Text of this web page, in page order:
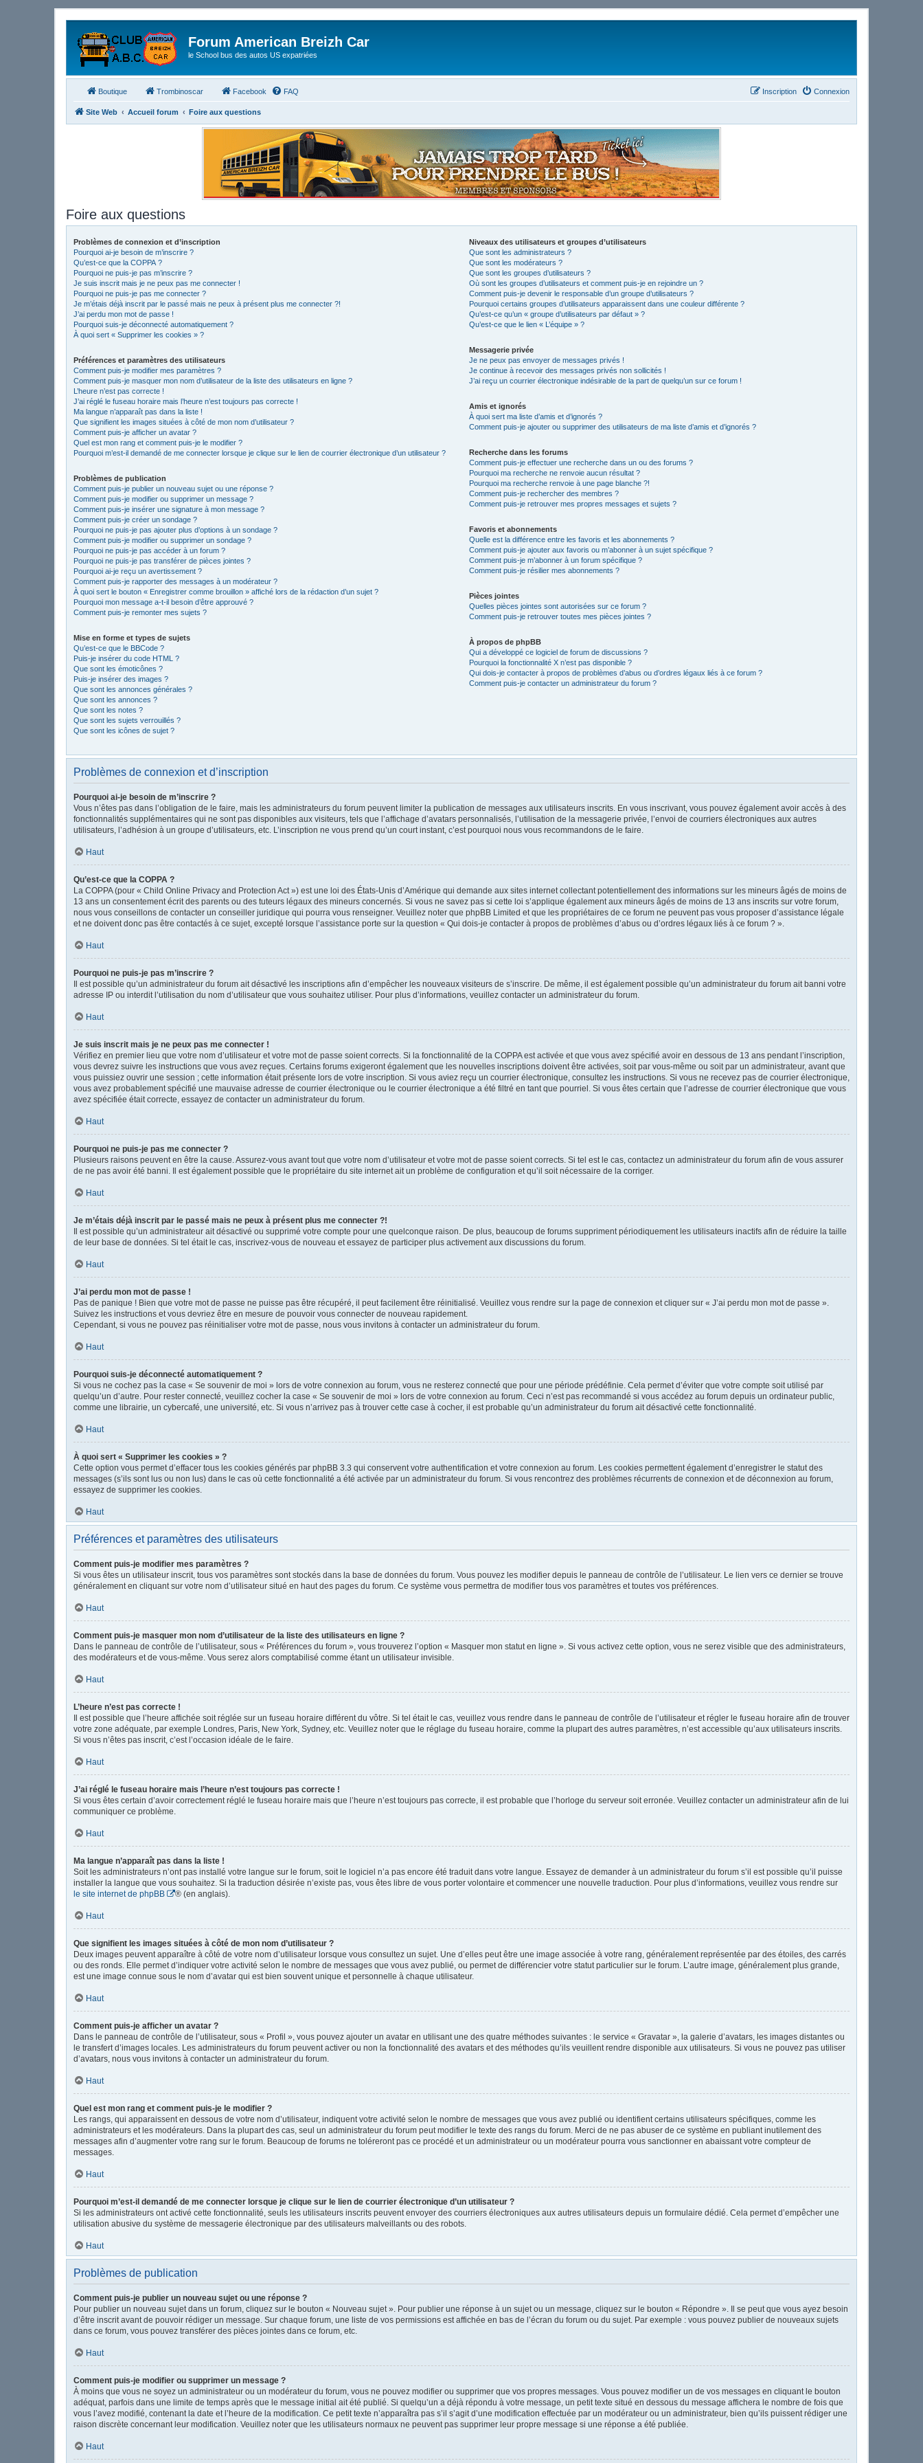
Forum American Breizh Car
le School bus des autos US expatriées
Boutique Trombinoscar Facebook FAQ Connexion
Inscription
Site Web Accueil forum Foire aux questions
Foire aux questions
Problèmes de connexion et d’inscription
Pourquoi ai-je besoin de m’inscrire ?
Qu’est-ce que la COPPA ?
Pourquoi ne puis-je pas m’inscrire ?
Je suis inscrit mais je ne peux pas me connecter !
Pourquoi ne puis-je pas me connecter ?
Je m’étais déjà inscrit par le passé mais ne peux à présent plus me connecter ?!
J’ai perdu mon mot de passe !
Pourquoi suis-je déconnecté automatiquement ?
À quoi sert « Supprimer les cookies » ?
Préférences et paramètres des utilisateurs
Comment puis-je modifier mes paramètres ?
Comment puis-je masquer mon nom d’utilisateur de la liste des utilisateurs en ligne ?
L’heure n’est pas correcte !
J’ai réglé le fuseau horaire mais l’heure n’est toujours pas correcte !
Ma langue n’apparaît pas dans la liste !
Que signifient les images situées à côté de mon nom d’utilisateur ?
Comment puis-je afficher un avatar ?
Quel est mon rang et comment puis-je le modifier ?
Pourquoi m’est-il demandé de me connecter lorsque je clique sur le lien de courrier électronique d’un utilisateur ?
Problèmes de publication
Comment puis-je publier un nouveau sujet ou une réponse ?
Comment puis-je modifier ou supprimer un message ?
Comment puis-je insérer une signature à mon message ?
Comment puis-je créer un sondage ?
Pourquoi ne puis-je pas ajouter plus d’options à un sondage ?
Comment puis-je modifier ou supprimer un sondage ?
Pourquoi ne puis-je pas accéder à un forum ?
Pourquoi ne puis-je pas transférer de pièces jointes ?
Pourquoi ai-je reçu un avertissement ?
Comment puis-je rapporter des messages à un modérateur ?
À quoi sert le bouton « Enregistrer comme brouillon » affiché lors de la rédaction d’un sujet ?
Pourquoi mon message a-t-il besoin d’être approuvé ?
Comment puis-je remonter mes sujets ?
Mise en forme et types de sujets
Qu’est-ce que le BBCode ?
Puis-je insérer du code HTML ?
Que sont les émoticônes ?
Puis-je insérer des images ?
Que sont les annonces générales ?
Que sont les annonces ?
Que sont les notes ?
Que sont les sujets verrouillés ?
Que sont les icônes de sujet ?
Niveaux des utilisateurs et groupes d’utilisateurs
Que sont les administrateurs ?
Que sont les modérateurs ?
Que sont les groupes d’utilisateurs ?
Où sont les groupes d’utilisateurs et comment puis-je en rejoindre un ?
Comment puis-je devenir le responsable d’un groupe d’utilisateurs ?
Pourquoi certains groupes d’utilisateurs apparaissent dans une couleur différente ?
Qu’est-ce qu’un « groupe d’utilisateurs par défaut » ?
Qu’est-ce que le lien « L’équipe » ?
Messagerie privée
Je ne peux pas envoyer de messages privés !
Je continue à recevoir des messages privés non sollicités !
J’ai reçu un courrier électronique indésirable de la part de quelqu’un sur ce forum !
Amis et ignorés
À quoi sert ma liste d’amis et d’ignorés ?
Comment puis-je ajouter ou supprimer des utilisateurs de ma liste d’amis et d’ignorés ?
Recherche dans les forums
Comment puis-je effectuer une recherche dans un ou des forums ?
Pourquoi ma recherche ne renvoie aucun résultat ?
Pourquoi ma recherche renvoie à une page blanche ?!
Comment puis-je rechercher des membres ?
Comment puis-je retrouver mes propres messages et sujets ?
Favoris et abonnements
Quelle est la différence entre les favoris et les abonnements ?
Comment puis-je ajouter aux favoris ou m’abonner à un sujet spécifique ?
Comment puis-je m’abonner à un forum spécifique ?
Comment puis-je résilier mes abonnements ?
Pièces jointes
Quelles pièces jointes sont autorisées sur ce forum ?
Comment puis-je retrouver toutes mes pièces jointes ?
À propos de phpBB
Qui a développé ce logiciel de forum de discussions ?
Pourquoi la fonctionnalité X n’est pas disponible ?
Qui dois-je contacter à propos de problèmes d’abus ou d’ordres légaux liés à ce forum ?
Comment puis-je contacter un administrateur du forum ?
Problèmes de connexion et d’inscription
Pourquoi ai-je besoin de m’inscrire ?
Vous n’êtes pas dans l’obligation de le faire, mais les administrateurs du forum peuvent limiter la publication de messages aux utilisateurs inscrits. En vous inscrivant, vous pouvez également avoir accès à des
fonctionnalités supplémentaires qui ne sont pas disponibles aux visiteurs, tels que l’affichage d’avatars personnalisés, l’utilisation de la messagerie privée, l’envoi de courriers électroniques aux autres
utilisateurs, l’adhésion à un groupe d’utilisateurs, etc. L’inscription ne vous prend qu’un court instant, c’est pourquoi nous vous recommandons de le faire.
Haut
Qu’est-ce que la COPPA ?
La COPPA (pour « Child Online Privacy and Protection Act ») est une loi des États-Unis d’Amérique qui demande aux sites internet collectant potentiellement des informations sur les mineurs âgés de moins de
13 ans un consentement écrit des parents ou des tuteurs légaux des mineurs concernés. Si vous ne savez pas si cette loi s’applique également aux mineurs âgés de moins de 13 ans inscrits sur votre forum,
nous vous conseillons de contacter un conseiller juridique qui pourra vous renseigner. Veuillez noter que phpBB Limited et que les propriétaires de ce forum ne peuvent pas vous proposer d’assistance légale
et ne doivent donc pas être contactés à ce sujet, excepté lorsque l’assistance porte sur la question « Qui dois-je contacter à propos de problèmes d’abus ou d’ordres légaux liés à ce forum ? ».
Haut
Pourquoi ne puis-je pas m’inscrire ?
Il est possible qu’un administrateur du forum ait désactivé les inscriptions afin d’empêcher les nouveaux visiteurs de s’inscrire. De même, il est également possible qu’un administrateur du forum ait banni votre
adresse IP ou interdit l’utilisation du nom d’utilisateur que vous souhaitez utiliser. Pour plus d’informations, veuillez contacter un administrateur du forum.
Haut
Je suis inscrit mais je ne peux pas me connecter !
Vérifiez en premier lieu que votre nom d’utilisateur et votre mot de passe soient corrects. Si la fonctionnalité de la COPPA est activée et que vous avez spécifié avoir en dessous de 13 ans pendant l’inscription,
vous devrez suivre les instructions que vous avez reçues. Certains forums exigeront également que les nouvelles inscriptions doivent être activées, soit par vous-même ou soit par un administrateur, avant que
vous puissiez ouvrir une session ; cette information était présente lors de votre inscription. Si vous aviez reçu un courrier électronique, consultez les instructions. Si vous ne recevez pas de courrier électronique,
vous avez probablement spécifié une mauvaise adresse de courrier électronique ou le courrier électronique a été filtré en tant que pourriel. Si vous êtes certain que l’adresse de courrier électronique que vous
avez spécifiée était correcte, essayez de contacter un administrateur du forum.
Haut
Pourquoi ne puis-je pas me connecter ?
Plusieurs raisons peuvent en être la cause. Assurez-vous avant tout que votre nom d’utilisateur et votre mot de passe soient corrects. Si tel est le cas, contactez un administrateur du forum afin de vous assurer
de ne pas avoir été banni. Il est également possible que le propriétaire du site internet ait un problème de configuration et qu’il soit nécessaire de la corriger.
Haut
Je m’étais déjà inscrit par le passé mais ne peux à présent plus me connecter ?!
Il est possible qu’un administrateur ait désactivé ou supprimé votre compte pour une quelconque raison. De plus, beaucoup de forums suppriment périodiquement les utilisateurs inactifs afin de réduire la taille
de leur base de données. Si tel était le cas, inscrivez-vous de nouveau et essayez de participer plus activement aux discussions du forum.
Haut
J’ai perdu mon mot de passe !
Pas de panique ! Bien que votre mot de passe ne puisse pas être récupéré, il peut facilement être réinitialisé. Veuillez vous rendre sur la page de connexion et cliquer sur « J’ai perdu mon mot de passe ».
Suivez les instructions et vous devriez être en mesure de pouvoir vous connecter de nouveau rapidement.
Cependant, si vous ne pouvez pas réinitialiser votre mot de passe, nous vous invitons à contacter un administrateur du forum.
Haut
Pourquoi suis-je déconnecté automatiquement ?
Si vous ne cochez pas la case « Se souvenir de moi » lors de votre connexion au forum, vous ne resterez connecté que pour une période prédéfinie. Cela permet d’éviter que votre compte soit utilisé par
quelqu’un d’autre. Pour rester connecté, veuillez cocher la case « Se souvenir de moi » lors de votre connexion au forum. Ceci n’est pas recommandé si vous accédez au forum depuis un ordinateur public,
comme une librairie, un cybercafé, une université, etc. Si vous n’arrivez pas à trouver cette case à cocher, il est probable qu’un administrateur du forum ait désactivé cette fonctionnalité.
Haut
À quoi sert « Supprimer les cookies » ?
Cette option vous permet d’effacer tous les cookies générés par phpBB 3.3 qui conservent votre authentification et votre connexion au forum. Les cookies permettent également d’enregistrer le statut des
messages (s’ils sont lus ou non lus) dans le cas où cette fonctionnalité a été activée par un administrateur du forum. Si vous rencontrez des problèmes récurrents de connexion et de déconnexion au forum,
essayez de supprimer les cookies.
Haut
Préférences et paramètres des utilisateurs
Comment puis-je modifier mes paramètres ?
Si vous êtes un utilisateur inscrit, tous vos paramètres sont stockés dans la base de données du forum. Vous pouvez les modifier depuis le panneau de contrôle de l’utilisateur. Le lien vers ce dernier se trouve
généralement en cliquant sur votre nom d’utilisateur situé en haut des pages du forum. Ce système vous permettra de modifier tous vos paramètres et toutes vos préférences.
Haut
Comment puis-je masquer mon nom d’utilisateur de la liste des utilisateurs en ligne ?
Dans le panneau de contrôle de l’utilisateur, sous « Préférences du forum », vous trouverez l’option « Masquer mon statut en ligne ». Si vous activez cette option, vous ne serez visible que des administrateurs,
des modérateurs et de vous-même. Vous serez alors comptabilisé comme étant un utilisateur invisible.
Haut
L’heure n’est pas correcte !
Il est possible que l’heure affichée soit réglée sur un fuseau horaire différent du vôtre. Si tel était le cas, veuillez vous rendre dans le panneau de contrôle de l’utilisateur et régler le fuseau horaire afin de trouver
votre zone adéquate, par exemple Londres, Paris, New York, Sydney, etc. Veuillez noter que le réglage du fuseau horaire, comme la plupart des autres paramètres, n’est accessible qu’aux utilisateurs inscrits.
Si vous n’êtes pas inscrit, c’est l’occasion idéale de le faire.
Haut
J’ai réglé le fuseau horaire mais l’heure n’est toujours pas correcte !
Si vous êtes certain d’avoir correctement réglé le fuseau horaire mais que l’heure n’est toujours pas correcte, il est probable que l’horloge du serveur soit erronée. Veuillez contacter un administrateur afin de lui
communiquer ce problème.
Haut
Ma langue n’apparaît pas dans la liste !
Soit les administrateurs n’ont pas installé votre langue sur le forum, soit le logiciel n’a pas encore été traduit dans votre langue. Essayez de demander à un administrateur du forum s’il est possible qu’il puisse
installer la langue que vous souhaitez. Si la traduction désirée n’existe pas, vous êtes libre de vous porter volontaire et commencer une nouvelle traduction. Pour plus d’informations, veuillez vous rendre sur
le site internet de phpBB
® (en anglais).
Haut
Que signifient les images situées à côté de mon nom d’utilisateur ?
Deux images peuvent apparaître à côté de votre nom d’utilisateur lorsque vous consultez un sujet. Une d’elles peut être une image associée à votre rang, généralement représentée par des étoiles, des carrés
ou des ronds. Elle permet d’indiquer votre activité selon le nombre de messages que vous avez publié, ou permet de différencier votre statut particulier sur le forum. L’autre image, généralement plus grande,
est une image connue sous le nom d’avatar qui est bien souvent unique et personnelle à chaque utilisateur.
Haut
Comment puis-je afficher un avatar ?
Dans le panneau de contrôle de l’utilisateur, sous « Profil », vous pouvez ajouter un avatar en utilisant une des quatre méthodes suivantes : le service « Gravatar », la galerie d’avatars, les images distantes ou
le transfert d’images locales. Les administrateurs du forum peuvent activer ou non la fonctionnalité des avatars et des méthodes qu’ils veuillent rendre disponible aux utilisateurs. Si vous ne pouvez pas utiliser
d’avatars, nous vous invitons à contacter un administrateur du forum.
Haut
Quel est mon rang et comment puis-je le modifier ?
Les rangs, qui apparaissent en dessous de votre nom d’utilisateur, indiquent votre activité selon le nombre de messages que vous avez publié ou identifient certains utilisateurs spécifiques, comme les
administrateurs et les modérateurs. Dans la plupart des cas, seul un administrateur du forum peut modifier le texte des rangs du forum. Merci de ne pas abuser de ce système en publiant inutilement des
messages afin d’augmenter votre rang sur le forum. Beaucoup de forums ne toléreront pas ce procédé et un administrateur ou un modérateur pourra vous sanctionner en abaissant votre compteur de
messages.
Haut
Pourquoi m’est-il demandé de me connecter lorsque je clique sur le lien de courrier électronique d’un utilisateur ?
Si les administrateurs ont activé cette fonctionnalité, seuls les utilisateurs inscrits peuvent envoyer des courriers électroniques aux autres utilisateurs depuis un formulaire dédié. Cela permet d’empêcher une
utilisation abusive du système de messagerie électronique par des utilisateurs malveillants ou des robots.
Haut
Problèmes de publication
Comment puis-je publier un nouveau sujet ou une réponse ?
Pour publier un nouveau sujet dans un forum, cliquez sur le bouton « Nouveau sujet ». Pour publier une réponse à un sujet ou un message, cliquez sur le bouton « Répondre ». Il se peut que vous ayez besoin
d’être inscrit avant de pouvoir rédiger un message. Sur chaque forum, une liste de vos permissions est affichée en bas de l’écran du forum ou du sujet. Par exemple : vous pouvez publier de nouveaux sujets
dans ce forum, vous pouvez transférer des pièces jointes dans ce forum, etc.
Haut
Comment puis-je modifier ou supprimer un message ?
À moins que vous ne soyez un administrateur ou un modérateur du forum, vous ne pouvez modifier ou supprimer que vos propres messages. Vous pouvez modifier un de vos messages en cliquant le bouton
adéquat, parfois dans une limite de temps après que le message initial ait été publié. Si quelqu’un a déjà répondu à votre message, un petit texte situé en dessous du message affichera le nombre de fois que
vous l’avez modifié, contenant la date et l’heure de la modification. Ce petit texte n’apparaîtra pas s’il s’agit d’une modification effectuée par un modérateur ou un administrateur, bien qu’ils puissent rédiger une
raison discrète concernant leur modification. Veuillez noter que les utilisateurs normaux ne peuvent pas supprimer leur propre message si une réponse a été publiée.
Haut